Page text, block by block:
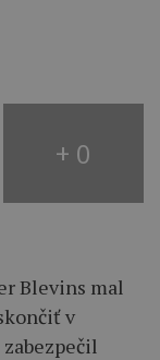
+ 0
Blevins mal
v